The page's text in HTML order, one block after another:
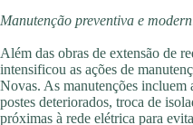
Manutenção preventiva e
Além das obras de extensão de
intensificou as ações de
Novas. As manutenções incluem
postes deteriorados, troca de
próximas à rede elétrica para